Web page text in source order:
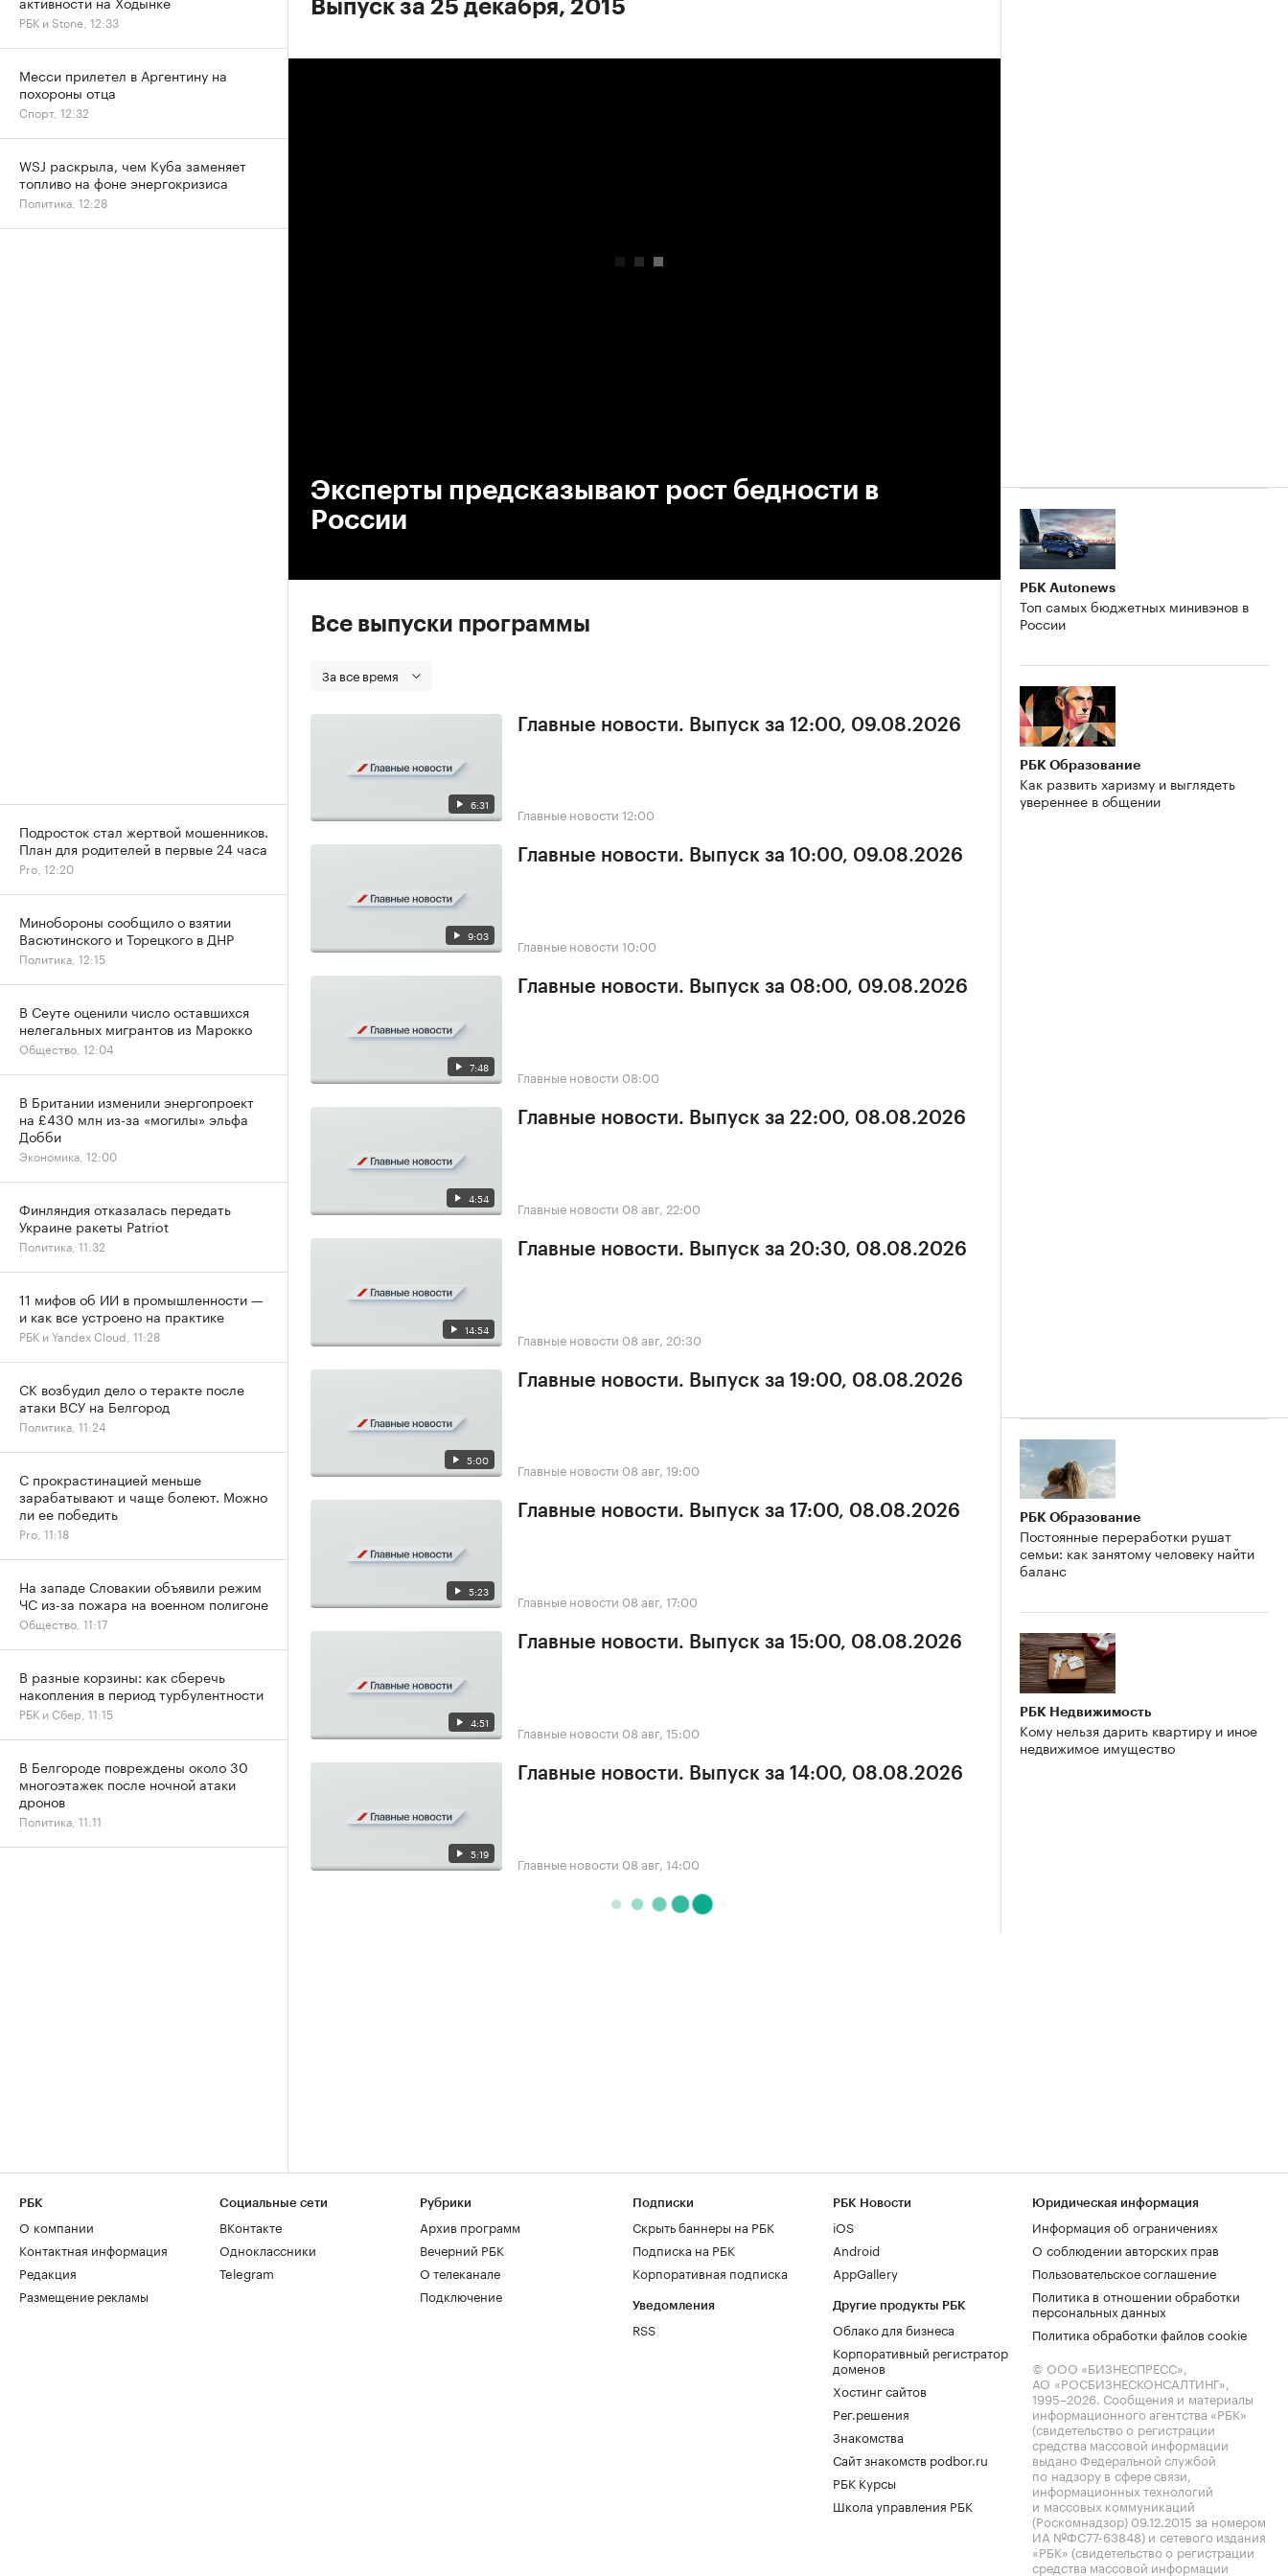
Выпуск за 25 декабря, 2015
Эксперты предсказывают рост бедности в
России
Все выпуски программы
За все время
6:31
Главные новости. Выпуск за 12:00, 09.08.2026
Главные новости 12:00
9:03
Главные новости. Выпуск за 10:00, 09.08.2026
Главные новости 10:00
7:48
Главные новости. Выпуск за 08:00, 09.08.2026
Главные новости 08:00
4:54
Главные новости. Выпуск за 22:00, 08.08.2026
Главные новости 08 авг, 22:00
14:54
Главные новости. Выпуск за 20:30, 08.08.2026
Главные новости 08 авг, 20:30
5:00
Главные новости. Выпуск за 19:00, 08.08.2026
Главные новости 08 авг, 19:00
5:23
Главные новости. Выпуск за 17:00, 08.08.2026
Главные новости 08 авг, 17:00
4:51
Главные новости. Выпуск за 15:00, 08.08.2026
Главные новости 08 авг, 15:00
5:19
Главные новости. Выпуск за 14:00, 08.08.2026
Главные новости 08 авг, 14:00
РБК Autonews
Топ самых бюджетных минивэнов в
России
РБК Образование
Как развить харизму и выглядеть
увереннее в общении
РБК Образование
Постоянные переработки рушат
семьи: как занятому человеку найти
баланс
РБК Недвижимость
Кому нельзя дарить квартиру и иное
недвижимое имущество
РБК и Stone, 12:33
Месси прилетел в Аргентину на
похороны отца
Спорт, 12:32
WSJ раскрыла, чем Куба заменяет
топливо на фоне энергокризиса
Политика, 12:28
Подросток стал жертвой мошенников.
План для родителей в первые 24 часа
Pro, 12:20
Минобороны сообщило о взятии
Васютинского и Торецкого в ДНР
Политика, 12:15
В Сеуте оценили число оставшихся
нелегальных мигрантов из Марокко
Общество, 12:04
В Британии изменили энергопроект
на £430 млн из-за «могилы» эльфа
Добби
Экономика, 12:00
Финляндия отказалась передать
Украине ракеты Patriot
Политика, 11:32
11 мифов об ИИ в промышленности —
и как все устроено на практике
РБК и Yandex Cloud, 11:28
СК возбудил дело о теракте после
атаки ВСУ на Белгород
Политика, 11:24
С прокрастинацией меньше
зарабатывают и чаще болеют. Можно
ли ее победить
Pro, 11:18
На западе Словакии объявили режим
ЧС из-за пожара на военном полигоне
Общество, 11:17
В разные корзины: как сберечь
накопления в период турбулентности
РБК и Сбер, 11:15
В Белгороде повреждены около 30
многоэтажек после ночной атаки
дронов
Политика, 11:11
РБК
О компании
Контактная информация
Редакция
Размещение рекламы
Социальные сети
ВКонтакте
Одноклассники
Telegram
Рубрики
Архив программ
Вечерний РБК
О телеканале
Подключение
Подписки
Скрыть баннеры на РБК
Подписка на РБК
Корпоративная подписка
Уведомления
RSS
РБК Новости
iOS
Android
AppGallery
Другие продукты РБК
Облако для бизнеса
Корпоративный регистратор
доменов
Хостинг сайтов
Рег.решения
Знакомства
Сайт знакомств podbor.ru
РБК Курсы
Школа управления РБК
Юридическая информация
Информация об ограничениях
О соблюдении авторских прав
Пользовательское соглашение
Политика в отношении обработки
персональных данных
Политика обработки файлов cookie
© ООО «БИЗНЕСПРЕСС»,
АО «РОСБИЗНЕСКОНСАЛТИНГ»,
1995–2026. Сообщения и материалы
информационного агентства «РБК»
(свидетельство о регистрации
средства массовой информации
выдано Федеральной службой
по надзору в сфере связи,
информационных технологий
и массовых коммуникаций
(Роскомнадзор) 09.12.2015 за номером
ИА №ФС77-63848) и сетевого издания
«РБК» (свидетельство о регистрации
средства массовой информации